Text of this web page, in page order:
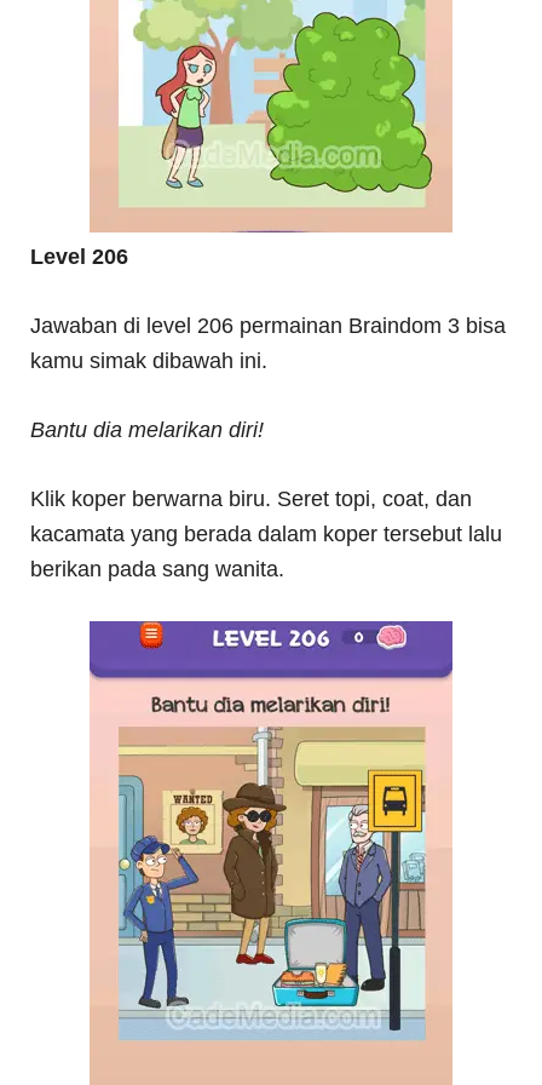
Level 206
Jawaban di level 206 permainan Braindom 3 bisa
kamu simak dibawah ini.
Bantu dia melarikan diri!
Klik koper berwarna biru. Seret topi, coat, dan
kacamata yang berada dalam koper tersebut lalu
berikan pada sang wanita.